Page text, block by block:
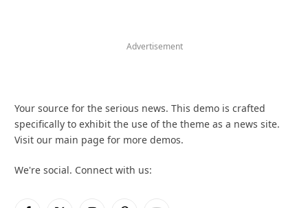
Advertisement
Your source for the serious news. This demo is crafted
specifically to exhibit the use of the theme as a news site.
Visit our main page for more demos.
We're social. Connect with us: